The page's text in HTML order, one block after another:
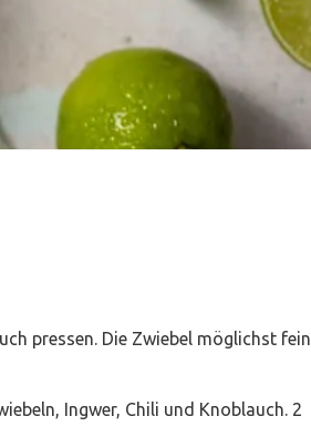
pressen. Die Zwiebel möglichst fein
Ingwer, Chili und Knoblauch. 2